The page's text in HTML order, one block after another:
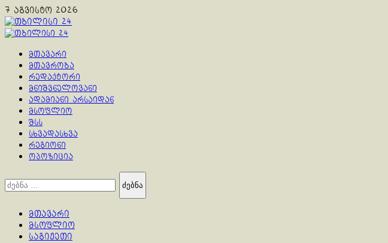
Skip
to
content
7 აგვისტო 2026
Primary
მთავარი
მთავრობა
რედაქტორი
მნიშვნელოვანი
ადამიანი არსაიდან
მსოფლიო
შსს
სხვადასხვა
რეგიონი
ოპოზიცია
ძებნა:
მთავარი
მსოფლიო
საგიჟეთი